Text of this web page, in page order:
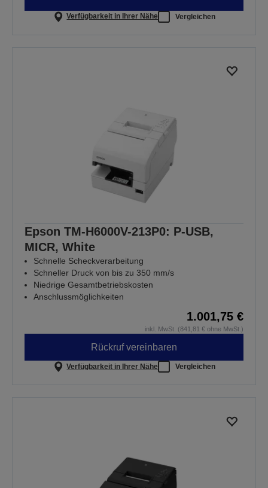
Verfügbarkeit in Ihrer Nähe Vergleichen
Epson TM-H6000V-213P0: P-USB,
MICR, White
Schnelle Scheckverarbeitung
Schneller Druck von bis zu 350 mm/s
Niedrige Gesamtbetriebskosten
Anschlussmöglichkeiten
1.001,75 €
inkl. MwSt. (841,81 € ohne MwSt.)
Rückruf vereinbaren
Verfügbarkeit in Ihrer Nähe Vergleichen